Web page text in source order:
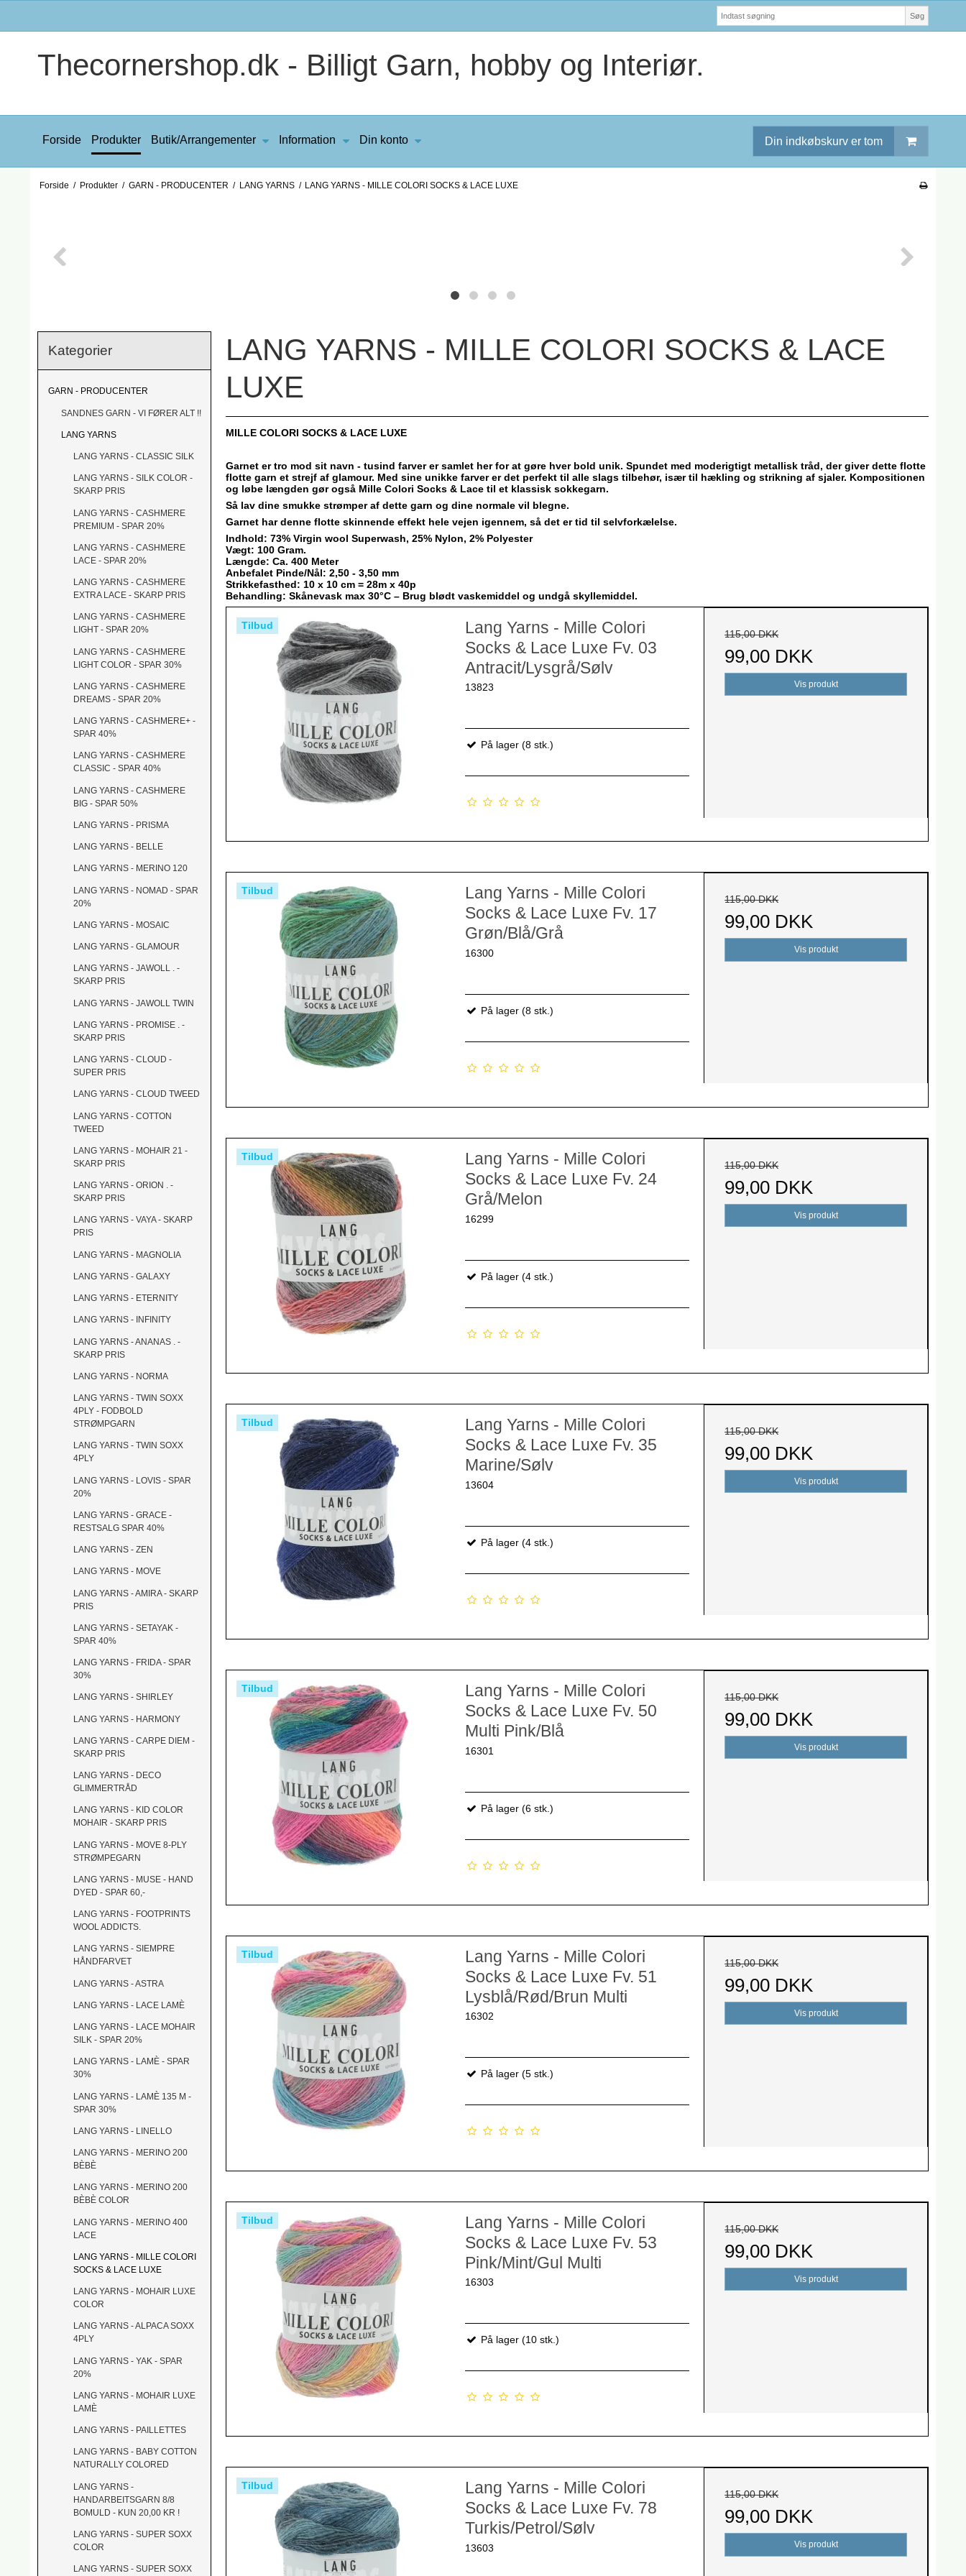
Søg
Thecornershop.dk - Billigt Garn, hobby og Interiør.
Forside Produkter Butik/Arrangementer Information Din konto Din indkøbskurv er tom
Forside / Produkter / GARN - PRODUCENTER / LANG YARNS / LANG YARNS - MILLE COLORI SOCKS & LACE LUXE
Kategorier
GARN - PRODUCENTER
SANDNES GARN - VI FØRER ALT !!
LANG YARNS
LANG YARNS - CLASSIC SILK
LANG YARNS - SILK COLOR -
SKARP PRIS
LANG YARNS - CASHMERE
PREMIUM - SPAR 20%
LANG YARNS - CASHMERE
LACE - SPAR 20%
LANG YARNS - CASHMERE
EXTRA LACE - SKARP PRIS
LANG YARNS - CASHMERE
LIGHT - SPAR 20%
LANG YARNS - CASHMERE
LIGHT COLOR - SPAR 30%
LANG YARNS - CASHMERE
DREAMS - SPAR 20%
LANG YARNS - CASHMERE+ -
SPAR 40%
LANG YARNS - CASHMERE
CLASSIC - SPAR 40%
LANG YARNS - CASHMERE
BIG - SPAR 50%
LANG YARNS - PRISMA
LANG YARNS - BELLE
LANG YARNS - MERINO 120
LANG YARNS - NOMAD - SPAR
20%
LANG YARNS - MOSAIC
LANG YARNS - GLAMOUR
LANG YARNS - JAWOLL . -
SKARP PRIS
LANG YARNS - JAWOLL TWIN
LANG YARNS - PROMISE . -
SKARP PRIS
LANG YARNS - CLOUD -
SUPER PRIS
LANG YARNS - CLOUD TWEED
LANG YARNS - COTTON
TWEED
LANG YARNS - MOHAIR 21 -
SKARP PRIS
LANG YARNS - ORION . -
SKARP PRIS
LANG YARNS - VAYA - SKARP
PRIS
LANG YARNS - MAGNOLIA
LANG YARNS - GALAXY
LANG YARNS - ETERNITY
LANG YARNS - INFINITY
LANG YARNS - ANANAS . -
SKARP PRIS
LANG YARNS - NORMA
LANG YARNS - TWIN SOXX
4PLY - FODBOLD
STRØMPGARN
LANG YARNS - TWIN SOXX
4PLY
LANG YARNS - LOVIS - SPAR
20%
LANG YARNS - GRACE -
RESTSALG SPAR 40%
LANG YARNS - ZEN
LANG YARNS - MOVE
LANG YARNS - AMIRA - SKARP
PRIS
LANG YARNS - SETAYAK -
SPAR 40%
LANG YARNS - FRIDA - SPAR
30%
LANG YARNS - SHIRLEY
LANG YARNS - HARMONY
LANG YARNS - CARPE DIEM -
SKARP PRIS
LANG YARNS - DECO
GLIMMERTRÅD
LANG YARNS - KID COLOR
MOHAIR - SKARP PRIS
LANG YARNS - MOVE 8-PLY
STRØMPEGARN
LANG YARNS - MUSE - HAND
DYED - SPAR 60,-
LANG YARNS - FOOTPRINTS
WOOL ADDICTS.
LANG YARNS - SIEMPRE
HÅNDFARVET
LANG YARNS - ASTRA
LANG YARNS - LACE LAMÈ
LANG YARNS - LACE MOHAIR
SILK - SPAR 20%
LANG YARNS - LAMÈ - SPAR
30%
LANG YARNS - LAMÈ 135 M -
SPAR 30%
LANG YARNS - LINELLO
LANG YARNS - MERINO 200
BÈBÈ
LANG YARNS - MERINO 200
BÈBÈ COLOR
LANG YARNS - MERINO 400
LACE
LANG YARNS - MILLE COLORI
SOCKS & LACE LUXE
LANG YARNS - MOHAIR LUXE
COLOR
LANG YARNS - ALPACA SOXX
4PLY
LANG YARNS - YAK - SPAR
20%
LANG YARNS - MOHAIR LUXE
LAMÈ
LANG YARNS - PAILLETTES
LANG YARNS - BABY COTTON
NATURALLY COLORED
LANG YARNS -
HANDARBEITSGARN 8/8
BOMULD - KUN 20,00 KR !
LANG YARNS - SUPER SOXX
COLOR
LANG YARNS - SUPER SOXX
LANG YARNS - MILLE COLORI SOCKS & LACE
LUXE
MILLE COLORI SOCKS & LACE LUXE
Garnet er tro mod sit navn - tusind farver er samlet her for at gøre hver bold unik. Spundet med moderigtigt metallisk tråd, der giver dette flotte
flotte garn et strejf af glamour. Med sine unikke farver er det perfekt til alle slags tilbehør, især til hækling og strikning af sjaler. Kompositionen
og løbe længden gør også Mille Colori Socks & Lace til et klassisk sokkegarn.
Så lav dine smukke strømper af dette garn og dine normale vil blegne.
Garnet har denne flotte skinnende effekt hele vejen igennem, så det er tid til selvforkælelse.
Indhold: 73% Virgin wool Superwash, 25% Nylon, 2% Polyester
Vægt: 100 Gram.
Længde: Ca. 400 Meter
Anbefalet Pinde/Nål: 2,50 - 3,50 mm
Strikkefasthed: 10 x 10 cm = 28m x 40p
Behandling: Skånevask max 30°C – Brug blødt vaskemiddel og undgå skyllemiddel.
Tilbud
Lang Yarns - Mille Colori
Socks & Lace Luxe Fv. 03
Antracit/Lysgrå/Sølv
13823
På lager (8 stk.)
115,00 DKK
99,00 DKK
Vis produkt
Tilbud
Lang Yarns - Mille Colori
Socks & Lace Luxe Fv. 17
Grøn/Blå/Grå
16300
På lager (8 stk.)
115,00 DKK
99,00 DKK
Vis produkt
Tilbud
Lang Yarns - Mille Colori
Socks & Lace Luxe Fv. 24
Grå/Melon
16299
På lager (4 stk.)
115,00 DKK
99,00 DKK
Vis produkt
Tilbud
Lang Yarns - Mille Colori
Socks & Lace Luxe Fv. 35
Marine/Sølv
13604
På lager (4 stk.)
115,00 DKK
99,00 DKK
Vis produkt
Tilbud
Lang Yarns - Mille Colori
Socks & Lace Luxe Fv. 50
Multi Pink/Blå
16301
På lager (6 stk.)
115,00 DKK
99,00 DKK
Vis produkt
Tilbud
Lang Yarns - Mille Colori
Socks & Lace Luxe Fv. 51
Lysblå/Rød/Brun Multi
16302
På lager (5 stk.)
115,00 DKK
99,00 DKK
Vis produkt
Tilbud
Lang Yarns - Mille Colori
Socks & Lace Luxe Fv. 53
Pink/Mint/Gul Multi
16303
På lager (10 stk.)
115,00 DKK
99,00 DKK
Vis produkt
Tilbud
Lang Yarns - Mille Colori
Socks & Lace Luxe Fv. 78
Turkis/Petrol/Sølv
13603
115,00 DKK
99,00 DKK
Vis produkt